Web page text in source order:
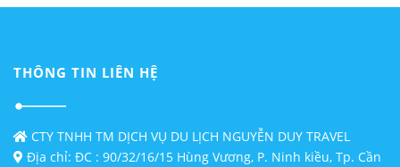
THÔNG TIN LIÊN HỆ
CTY TNHH TM DỊCH VỤ DU LỊCH NGUYỄN DUY TRAVEL
Địa chỉ: ĐC : 90/32/16/15 Hùng Vương, P. Ninh kiều, Tp. Cần